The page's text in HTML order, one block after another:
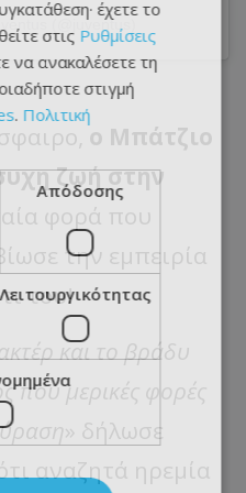
(@juventus)
ο Μπάτζιο
ζωή στην
φορά που
την εμπειρία
του!
και το βράδυ
που μερικές φορές
» δήλωσε
αναζητά ηρεμία
έχετε το
στις Ρυθμίσεις
να ανακαλέσετε τη
στιγμή
. Πολιτική
Απόδοσης
Λειτουργικότητας